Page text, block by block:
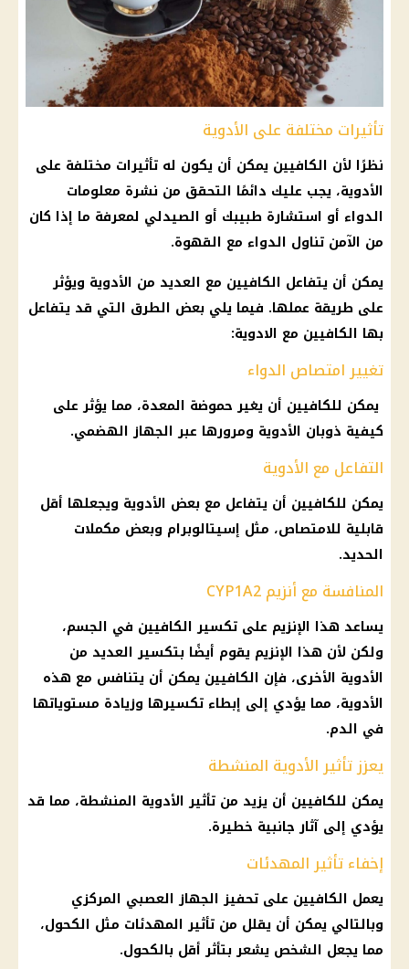
تأثيرات مختلفة على الأدوية
نظرًا لأن الكافيين يمكن أن يكون له تأثيرات مختلفة على
الأدوية، يجب عليك دائمًا التحقق من نشرة معلومات
الدواء أو استشارة طبيبك أو الصيدلي لمعرفة ما إذا كان
من الآمن تناول الدواء مع القهوة.
يمكن أن يتفاعل الكافيين مع العديد من الأدوية ويؤثر
على طريقة عملها. فيما يلي بعض الطرق التي قد يتفاعل
بها الكافيين مع الادوية:
تغيير امتصاص الدواء
يمكن للكافيين أن يغير حموضة المعدة، مما يؤثر على
كيفية ذوبان الأدوية ومرورها عبرالجهاز الهضمي.
التفاعل مع الأدوية
يمكن للكافيين أن يتفاعل مع بعض الأدوية ويجعلها أقل
قابلية للامتصاص، مثل إسيتالوبرام وبعض مكملات
الحديد.
المنافسة مع أنزيم CYP1A2
يساعد هذا الإنزيم على تكسير الكافيين في الجسم،
ولكن لأن هذا الإنزيم يقوم أيضًا بتكسير العديد من
الأدوية الأخرى، فإن الكافيين يمكن أن يتنافس مع هذه
الأدوية، مما يؤدي إلى إبطاء تكسيرها وزيادة مستوياتها
في الدم.
يعزز تأثير الأدوية المنشطة
يمكن للكافيين أن يزيد من تأثيرالأدوية المنشطة، مما قد
يؤدي إلى آثار جانبية خطيرة.
إخفاء تأثير المهدئات
يعمل الكافيين على تحفيز الجهاز العصبي المركزي
وبالتالي يمكن أن يقلل من تأثير المهدئات مثل الكحول،
مما يجعل الشخص يشعر بتأثر أقل بالكحول.